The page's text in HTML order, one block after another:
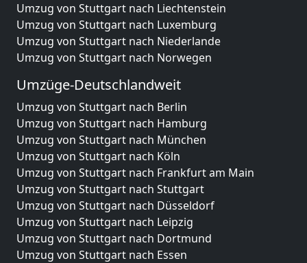
Umzug von Stuttgart nach Liechtenstein
Umzug von Stuttgart nach Luxemburg
Umzug von Stuttgart nach Niederlande
Umzug von Stuttgart nach Norwegen
Umzüge-Deutschlandweit
Umzug von Stuttgart nach Berlin
Umzug von Stuttgart nach Hamburg
Umzug von Stuttgart nach München
Umzug von Stuttgart nach Köln
Umzug von Stuttgart nach Frankfurt am Main
Umzug von Stuttgart nach Stuttgart
Umzug von Stuttgart nach Düsseldorf
Umzug von Stuttgart nach Leipzig
Umzug von Stuttgart nach Dortmund
Umzug von Stuttgart nach Essen